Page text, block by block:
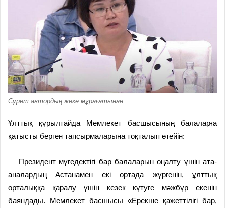
Сурет автордың жеке мұрағатынан
Ұлттық құрылтайда Мемлекет басшысының балаларға
қатысты берген тапсырмаларына тоқталып өтейін:
– Президент мүгедектігі бар балаларын оңалту үшін ата-
аналардың Астанамен екі ортада жүргенін, ұлттық
орталыққа қаралу үшін кезек күтуге мәжбүр екенін
баяндады. Мемлекет басшысы «Ерекше қажеттілігі бар,